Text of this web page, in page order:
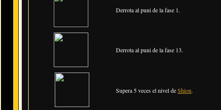
Derrota al puni de la fase 1.
Derrota al puni de la fase 13.
Supera 5 veces el nivel deShion.